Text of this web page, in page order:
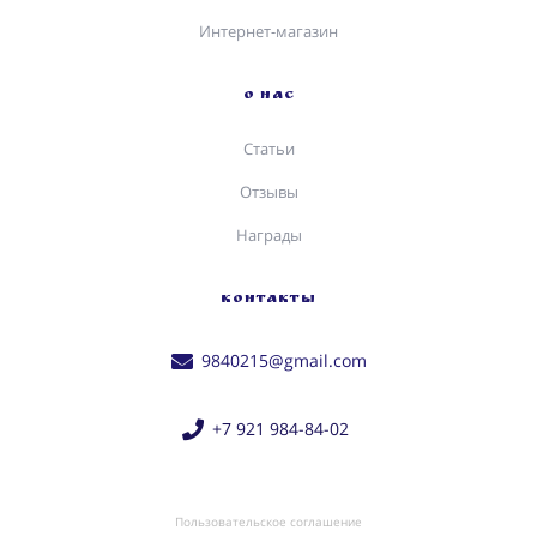
Интернет-магазин
О НАС
Статьи
Отзывы
Награды
КОНТАКТЫ
9840215@gmail.com
+7 921 984-84-02
Пользовательское соглашение